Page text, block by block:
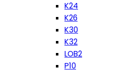
K24
K26
K30
K32
LOB2
P10